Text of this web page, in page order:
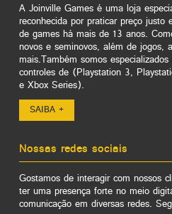
A Joinville Games é uma loja
reconhecida por praticar preço
de games há mais de 13 anos.
novos e seminovos, além de jogos,
mais.Também somos
controles de (Playstation 3,
e Xbox Series).
SAIBA +
Nossas redes sociais
Gostamos de interagir com nossos
ter uma presença forte no meio
comunicação em diversas redes.